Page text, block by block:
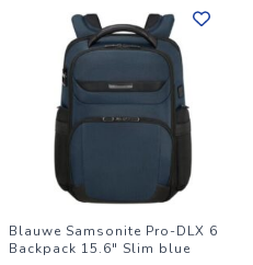
Blauwe Samsonite Pro-DLX 6
Backpack 15.6" Slim blue